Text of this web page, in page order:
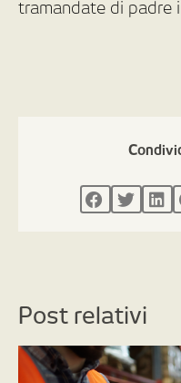
tramandate di padre
Post relativi